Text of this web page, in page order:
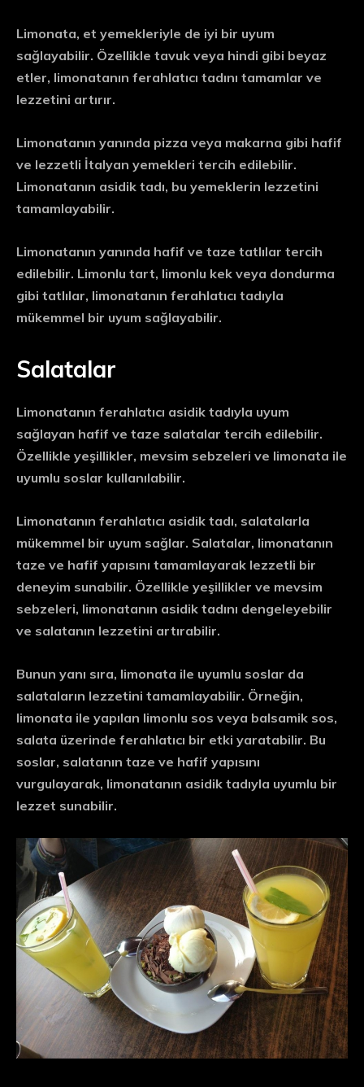
Limonata, et yemekleriyle de iyi bir uyum
sağlayabilir. Özellikle tavuk veya hindi gibi beyaz
etler, limonatanın ferahlatıcı tadını tamamlar ve
lezzetini artırır.
Limonatanın yanında pizza veya makarna gibi hafif
ve lezzetli İtalyan yemekleri tercih edilebilir.
Limonatanın asidik tadı, bu yemeklerin lezzetini
tamamlayabilir.
Limonatanın yanında hafif ve taze tatlılar tercih
edilebilir. Limonlu tart, limonlu kek veya dondurma
gibi tatlılar, limonatanın ferahlatıcı tadıyla
mükemmel bir uyum sağlayabilir.
Salatalar
Limonatanın ferahlatıcı asidik tadıyla uyum
sağlayan hafif ve taze salatalar tercih edilebilir.
Özellikle yeşillikler, mevsim sebzeleri ve limonata ile
uyumlu soslar kullanılabilir.
Limonatanın ferahlatıcı asidik tadı, salatalarla
mükemmel bir uyum sağlar. Salatalar, limonatanın
taze ve hafif yapısını tamamlayarak lezzetli bir
deneyim sunabilir. Özellikle yeşillikler ve mevsim
sebzeleri, limonatanın asidik tadını dengeleyebilir
ve salatanın lezzetini artırabilir.
Bunun yanı sıra, limonata ile uyumlu soslar da
salataların lezzetini tamamlayabilir. Örneğin,
limonata ile yapılan limonlu sos veya balsamik sos,
salata üzerinde ferahlatıcı bir etki yaratabilir. Bu
soslar, salatanın taze ve hafif yapısını
vurgulayarak, limonatanın asidik tadıyla uyumlu bir
lezzet sunabilir.